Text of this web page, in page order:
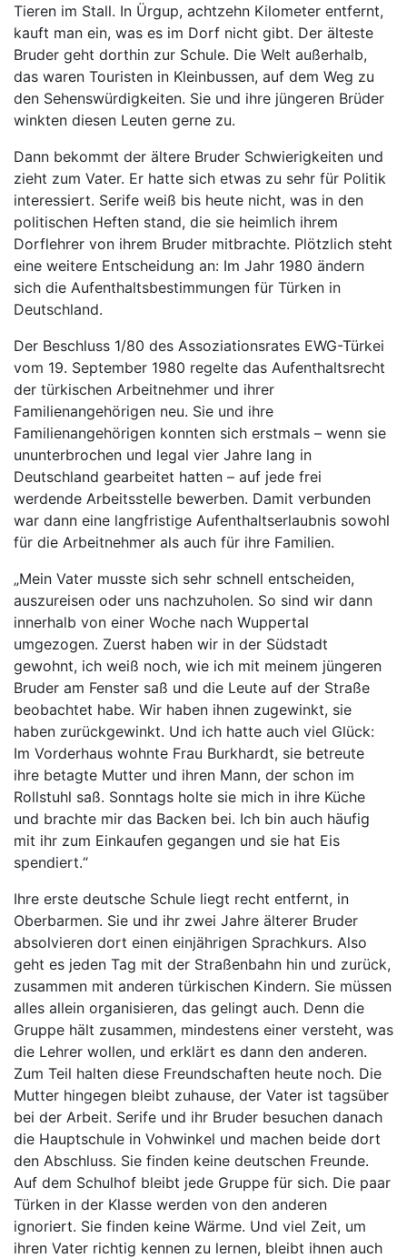
Tieren im Stall. In Ürgup, achtzehn Kilometer entfernt,
kauft man ein, was es im Dorf nicht gibt. Der älteste
Bruder geht dorthin zur Schule. Die Welt außerhalb,
das waren Touristen in Kleinbussen, auf dem Weg zu
den Sehenswürdigkeiten. Sie und ihre jüngeren Brüder
winkten diesen Leuten gerne zu.
Dann bekommt der ältere Bruder Schwierigkeiten und
zieht zum Vater. Er hatte sich etwas zu sehr für Politik
interessiert. Serife weiß bis heute nicht, was in den
politischen Heften stand, die sie heimlich ihrem
Dorflehrer von ihrem Bruder mitbrachte. Plötzlich steht
eine weitere Entscheidung an: Im Jahr 1980 ändern
sich die Aufenthaltsbestimmungen für Türken in
Deutschland.
Der Beschluss 1/80 des Assoziationsrates EWG-Türkei
vom 19. September 1980 regelte das Aufenthaltsrecht
der türkischen Arbeitnehmer und ihrer
Familienangehörigen neu. Sie und ihre
Familienangehörigen konnten sich erstmals – wenn sie
ununterbrochen und legal vier Jahre lang in
Deutschland gearbeitet hatten – auf jede frei
werdende Arbeitsstelle bewerben. Damit verbunden
war dann eine langfristige Aufenthaltserlaubnis sowohl
für die Arbeitnehmer als auch für ihre Familien.
„Mein Vater musste sich sehr schnell entscheiden,
auszureisen oder uns nachzuholen. So sind wir dann
innerhalb von einer Woche nach Wuppertal
umgezogen. Zuerst haben wir in der Südstadt
gewohnt, ich weiß noch, wie ich mit meinem jüngeren
Bruder am Fenster saß und die Leute auf der Straße
beobachtet habe. Wir haben ihnen zugewinkt, sie
haben zurückgewinkt. Und ich hatte auch viel Glück:
Im Vorderhaus wohnte Frau Burkhardt, sie betreute
ihre betagte Mutter und ihren Mann, der schon im
Rollstuhl saß. Sonntags holte sie mich in ihre Küche
und brachte mir das Backen bei. Ich bin auch häufig
mit ihr zum Einkaufen gegangen und sie hat Eis
spendiert.“
Ihre erste deutsche Schule liegt recht entfernt, in
Oberbarmen. Sie und ihr zwei Jahre älterer Bruder
absolvieren dort einen einjährigen Sprachkurs. Also
geht es jeden Tag mit der Straßenbahn hin und zurück,
zusammen mit anderen türkischen Kindern. Sie müssen
alles allein organisieren, das gelingt auch. Denn die
Gruppe hält zusammen, mindestens einer versteht, was
die Lehrer wollen, und erklärt es dann den anderen.
Zum Teil halten diese Freundschaften heute noch. Die
Mutter hingegen bleibt zuhause, der Vater ist tagsüber
bei der Arbeit. Serife und ihr Bruder besuchen danach
die Hauptschule in Vohwinkel und machen beide dort
den Abschluss. Sie finden keine deutschen Freunde.
Auf dem Schulhof bleibt jede Gruppe für sich. Die paar
Türken in der Klasse werden von den anderen
ignoriert. Sie finden keine Wärme. Und viel Zeit, um
ihren Vater richtig kennen zu lernen, bleibt ihnen auch